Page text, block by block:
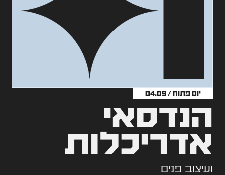
יום פתוח / 04.09
הנדסאי
אדריכלות
ועיצוב פנים